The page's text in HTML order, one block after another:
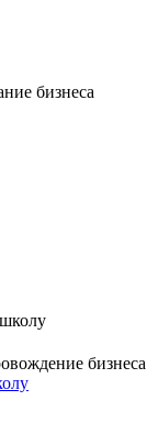
бизнеса
бизнеса